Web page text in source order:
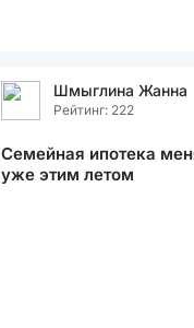
Шмыглина Жанна
Рейтинг: 222
Семейная ипотека
уже этим летом